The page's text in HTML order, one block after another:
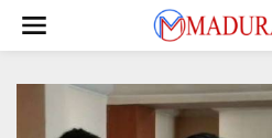
konten